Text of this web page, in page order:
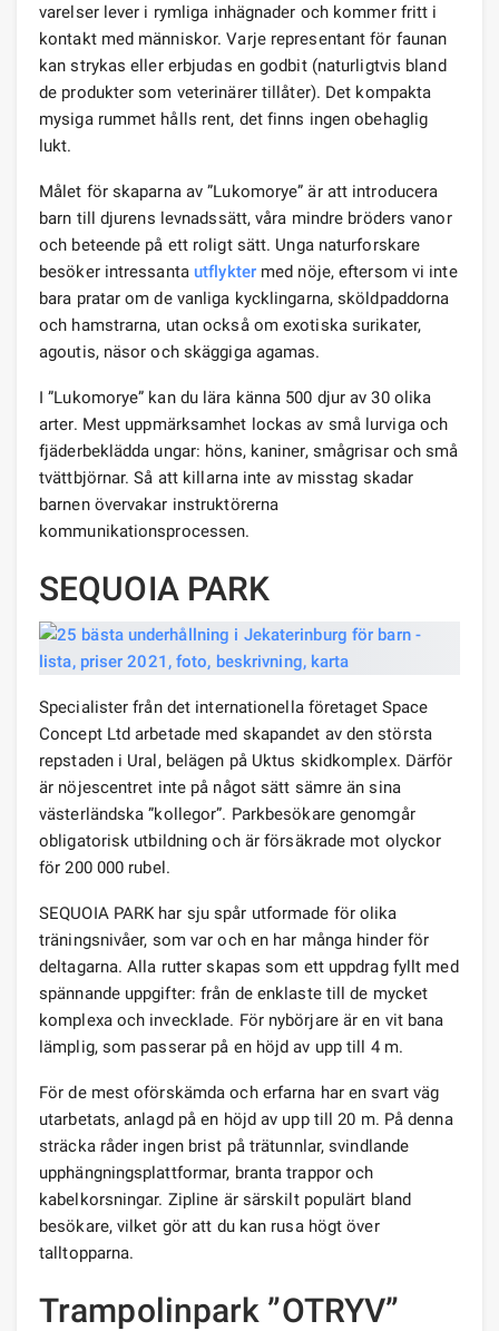
varelser lever i rymliga inhägnader och kommer fritt i
kontakt med människor. Varje representant för faunan
kan strykas eller erbjudas en godbit (naturligtvis bland
de produkter som veterinärer tillåter). Det kompakta
mysiga rummet hålls rent, det finns ingen obehaglig
lukt.
Målet för skaparna av ”Lukomorye” är att introducera
barn till djurens levnadssätt, våra mindre bröders vanor
och beteende på ett roligt sätt. Unga naturforskare
besöker intressanta utflyktermed nöje, eftersom vi inte
bara pratar om de vanliga kycklingarna, sköldpaddorna
och hamstrarna, utan också om exotiska surikater,
agoutis, näsor och skäggiga agamas.
I ”Lukomorye” kan du lära känna 500 djur av 30 olika
arter. Mest uppmärksamhet lockas av små lurviga och
fjäderbeklädda ungar: höns, kaniner, smågrisar och små
tvättbjörnar. Så att killarna inte av misstag skadar
barnen övervakar instruktörerna
kommunikationsprocessen.
SEQUOIA PARK
Specialister från det internationella företaget Space
Concept Ltd arbetade med skapandet av den största
repstaden i Ural, belägen på Uktus skidkomplex. Därför
är nöjescentret inte på något sätt sämre än sina
västerländska ”kollegor”. Parkbesökare genomgår
obligatorisk utbildning och är försäkrade mot olyckor
för 200 000 rubel.
SEQUOIA PARK har sju spår utformade för olika
träningsnivåer, som var och en har många hinder för
deltagarna. Alla rutter skapas som ett uppdrag fyllt med
spännande uppgifter: från de enklaste till de mycket
komplexa och invecklade. För nybörjare är en vit bana
lämplig, som passerar på en höjd av upp till 4 m.
För de mest oförskämda och erfarna har en svart väg
utarbetats, anlagd på en höjd av upp till 20 m. På denna
sträcka råder ingen brist på trätunnlar, svindlande
upphängningsplattformar, branta trappor och
kabelkorsningar. Zipline är särskilt populärt bland
besökare, vilket gör att du kan rusa högt över
talltopparna.
Trampolinpark ”OTRYV”